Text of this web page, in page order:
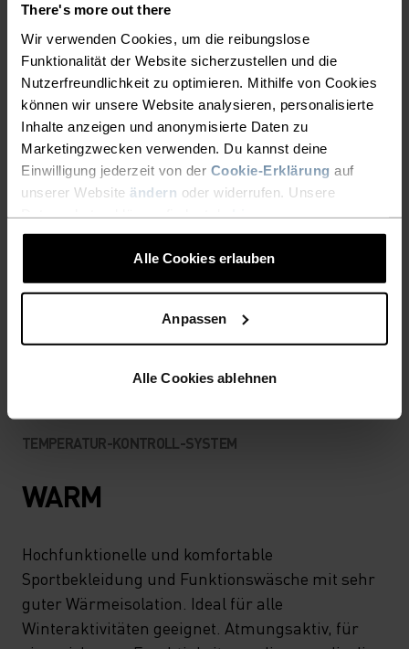
There's more out there
Wir verwenden Cookies, um die reibungslose
Funktionalität der Website sicherzustellen und die
Nutzerfreundlichkeit zu optimieren. Mithilfe von Cookies
können wir unsere Website analysieren, personalisierte
Inhalte anzeigen und anonymisierte Daten zu
Marketingzwecken verwenden. Du kannst deine
Einwilligung jederzeit von der Cookie-Erklärung auf
unserer Website ändern oder widerrufen. Unsere
Alle Cookies erlauben
Anpassen
Alle Cookies ablehnen
Base Layer für unübertroffene Performance –
denn du bestimmst, wie dein Tag aussieht.
AKTIVITÄTSNIVEAU
NIEDRIG MODERAT HOCH
AKTIVITÄTSART
ALLES HOCHINTENSIVE AKTIVITÄTEN
MATERIALEIGENSCHAFTEN
TEMPERATUR-KONTROLL-SYSTEM
WARM
Hochfunktionelle und komfortable
Sportbekleidung und Funktionswäsche mit sehr
guter Wärmeisolation. Ideal für alle
Winteraktivitäten geeignet. Atmungsaktiv, für